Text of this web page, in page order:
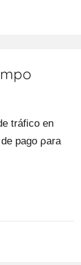
tráfico en
pago ρara